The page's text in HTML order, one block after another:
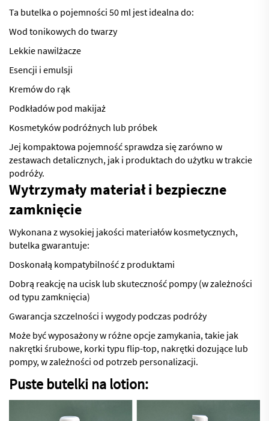
Ta butelka o pojemności 50 ml jest idealna do:
Wod tonikowych do twarzy
Lekkie nawilżacze
Esencji i emulsji
Kremów do rąk
Podkładów pod makijaż
Kosmetyków podróżnych lub próbek
Jej kompaktowa pojemność sprawdza się zarówno w
zestawach detalicznych, jak i produktach do użytku w trakcie
podróży.
Wytrzymały materiał i bezpieczne
zamknięcie
Wykonana z wysokiej jakości materiałów kosmetycznych,
butelka gwarantuje:
Doskonałą kompatybilność z produktami
Dobrą reakcję na ucisk lub skuteczność pompy (w zależności
od typu zamknięcia)
Gwarancja szczelności i wygody podczas podróży
Może być wyposażony w różne opcje zamykania, takie jak
nakrętki śrubowe, korki typu flip-top, nakrętki dozujące lub
pompy, w zależności od potrzeb personalizacji.
Puste butelki na lotion: